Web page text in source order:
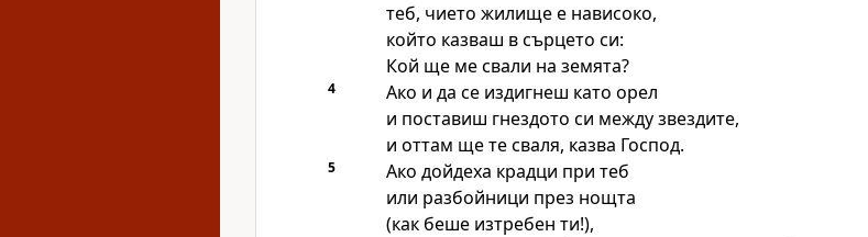
теб, чието жилище е нависоко,
който казваш в сърцето си:
Кой ще ме свали на земята?
4
Ако и да се издигнеш като орел
и поставиш гнездото си между звездите,
и оттам ще те сваля, казва Господ.
5
Ако дойдеха крадци при теб
или разбойници през нощта
(как беше изтребен ти!),